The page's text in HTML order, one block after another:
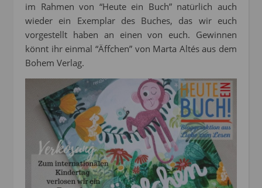
im Rahmen von “Heute ein Buch” natürlich auch
wieder ein Exemplar des Buches, das wir euch
vorgestellt haben an einen von euch. Gewinnen
könnt ihr einmal “Äffchen” von Marta Altés aus dem
Bohem Verlag.